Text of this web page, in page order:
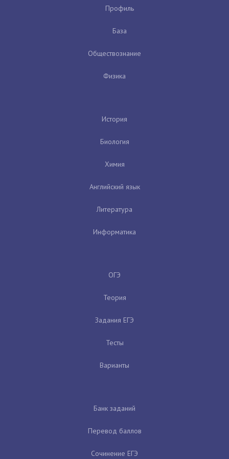
Профиль
База
Обществознание
Физика
История
Биология
Химия
Английский язык
Литература
Информатика
ОГЭ
Теория
Задания ЕГЭ
Тесты
Варианты
Банк заданий
Перевод баллов
Сочинение ЕГЭ